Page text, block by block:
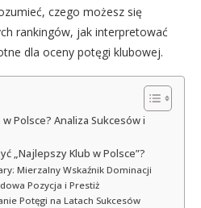
czego możesz się
rankingów, jak interpretować
dla oceny potęgi klubowej.
Polsce? Analiza Sukcesów i
„Najlepszy Klub w Polsce”?
Mierzalny Wskaźnik Dominacji
Pozycja i Prestiż
Potęgi na Latach Sukcesów